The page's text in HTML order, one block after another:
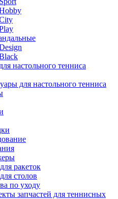
настольного тенниса
для настольного тенниса
ракеток
столов
по уходу
запчастей для теннисных